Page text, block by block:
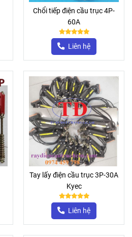
Chổi tiếp điện cầu trục 4P-
60A
Liên hệ
Tay lấy điện cầu trục 3P-30A
Kyec
Liên hệ